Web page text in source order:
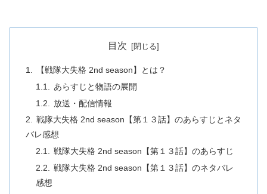
目次
【戦隊大失格 2nd season】とは？
あらすじと物語の展開
放送・配信情報
戦隊大失格 2nd season【第１３話】のあらすじとネタ
バレ感想
戦隊大失格 2nd season【第１３話】のあらすじ
戦隊大失格 2nd season【第１３話】のネタバレ
感想